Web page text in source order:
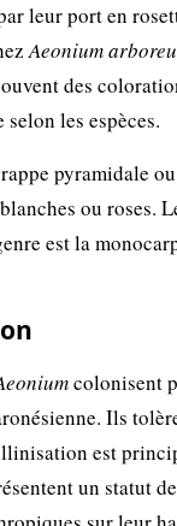
leur port en
Aeonium
des
les espèces.
pyramidale
ou
est la
colonisent
Ils
est
un statut